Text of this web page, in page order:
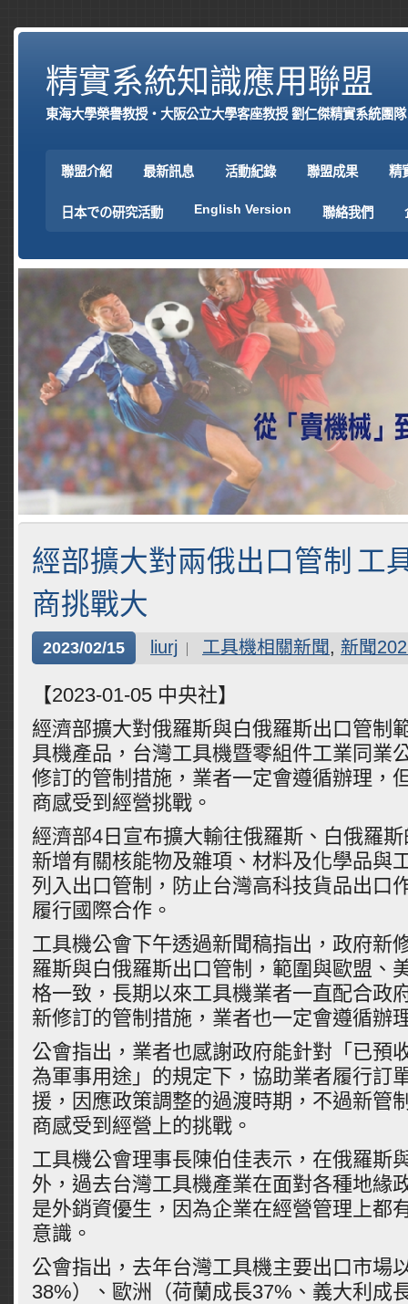
精實系統知識應用聯盟
東海大學榮譽教授‧大阪公立大學客座教授 劉仁傑精實系統團隊
聯盟介紹 最新訊息 活動紀錄 聯盟成果 精
日本での研究活動 English Version 聯絡我們
經部擴大對兩俄出口管制 工
商挑戰大
2023/02/15 liurj 工具機相關新聞, 新聞
【2023-01-05 中央社】
經濟部擴大對俄羅斯與白俄羅斯出口管制
具機產品，台灣工具機暨零組件工業同業
修訂的管制措施，業者一定會遵循辦理，
商感受到經營挑戰。
經濟部4日宣布擴大輸往俄羅斯、白俄羅
新增有關核能物及雜項、材料及化學品與
列入出口管制，防止台灣高科技貨品出口
履行國際合作。
工具機公會下午透過新聞稿指出，政府新
羅斯與白俄羅斯出口管制，範圍與歐盟、
格一致，長期以來工具機業者一直配合政
新修訂的管制措施，業者也一定會遵循辦
公會指出，業者也感謝政府能針對「已預
為軍事用途」的規定下，協助業者履行訂
援，因應政策調整的過渡時期，不過新管
商感受到經營上的挑戰。
工具機公會理事長陳伯佳表示，在俄羅斯
外，過去台灣工具機產業在面對各種地緣
是外銷資優生，因為企業在經營管理上都
意識。
公會指出，去年台灣工具機主要出口市場
38%）、歐洲（荷蘭成長37%、義大利成